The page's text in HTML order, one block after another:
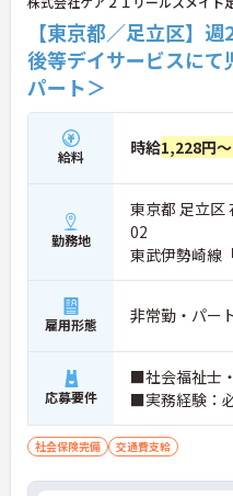
【東京都／足立区】
後等デイサービスに
パート＞
給料 時給1,228円
勤務地
東京都 足立区
02
東武伊勢崎線
雇用形態 非常勤・パー
応募要件
■社会福祉士
■実務経験：
社会保険完備 交通費支給